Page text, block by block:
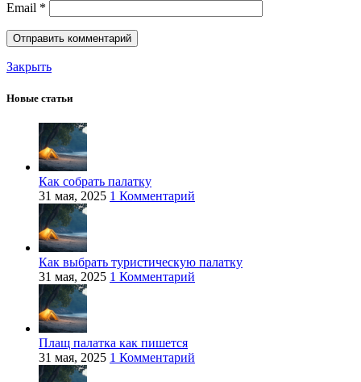
Email *
Закрыть
Новые статьи
Как собрать палатку
31 мая, 2025 1 Комментарий
Как выбрать туристическую палатку
31 мая, 2025 1 Комментарий
Плащ палатка как пишется
31 мая, 2025 1 Комментарий